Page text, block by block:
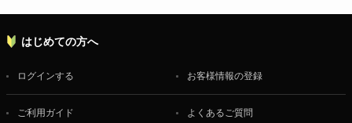
はじめての方へ
ログインする お客様情報の登録
ご利用ガイド よくあるご質問